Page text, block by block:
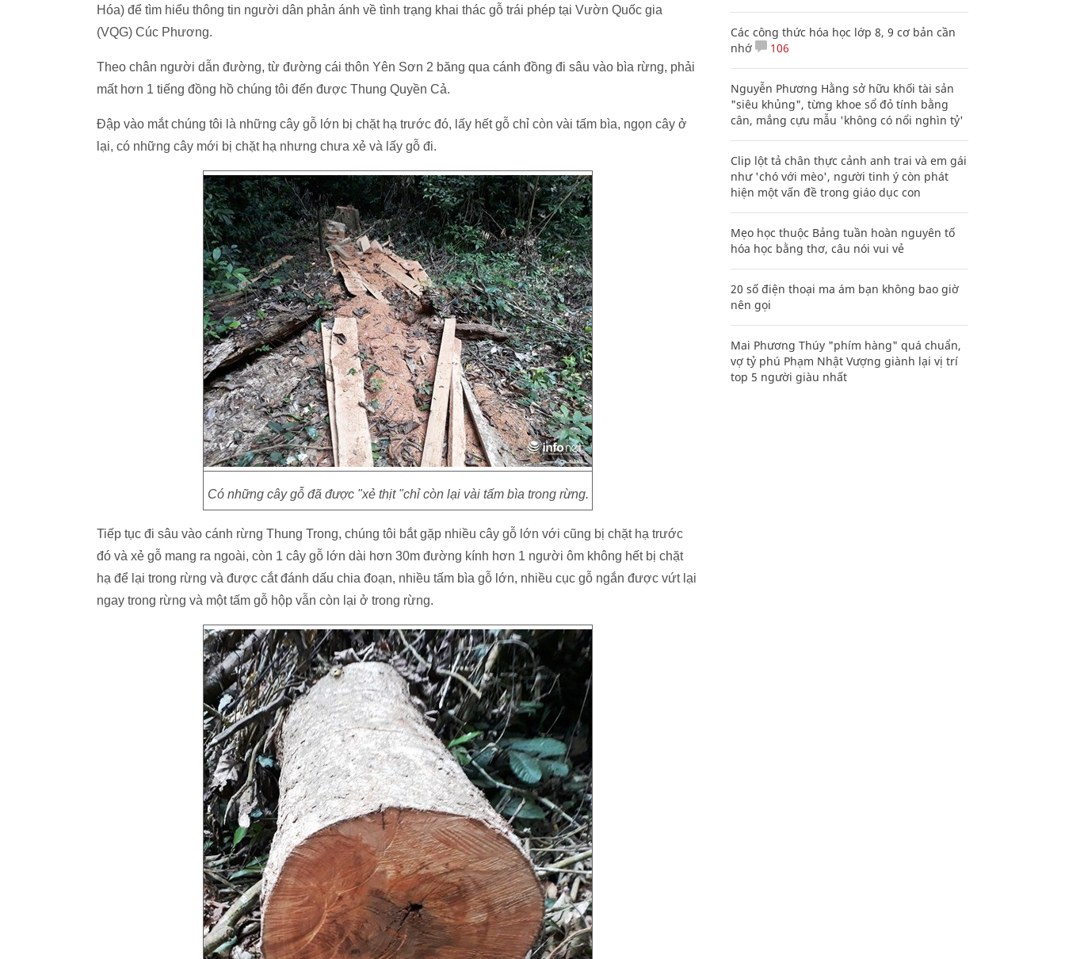
Hóa) để tìm hiểu thông tin người dân phản ánh về tình trạng khai thác gỗ trái phép tại Vườn Quốc gia
(VQG) Cúc Phương.
Theo chân người dẫn đường, từ đường cái thôn Yên Sơn 2 băng qua cánh đồng đi sâu vào bìa rừng, phải
mất hơn 1 tiếng đồng hồ chúng tôi đến được Thung Quyền Cả.
Đập vào mắt chúng tôi là những cây gỗ lớn bị chặt hạ trước đó, lấy hết gỗ chỉ còn vài tấm bìa, ngọn cây ở
lại, có những cây mới bị chặt hạ nhưng chưa xẻ và lấy gỗ đi.
Có những cây gỗ đã được "xẻ thịt "chỉ còn lại vài tấm bìa trong rừng.
Tiếp tục đi sâu vào cánh rừng Thung Trong, chúng tôi bắt gặp nhiều cây gỗ lớn với cũng bị chặt hạ trước
đó và xẻ gỗ mang ra ngoài, còn 1 cây gỗ lớn dài hơn 30m đường kính hơn 1 người ôm không hết bị chặt
hạ để lại trong rừng và được cắt đánh dấu chia đoạn, nhiều tấm bìa gỗ lớn, nhiều cục gỗ ngắn được vứt lại
ngay trong rừng và một tấm gỗ hộp vẫn còn lại ở trong rừng.
Các công thức hóa học lớp 8, 9 cơ bản cần
nhớ
106
Nguyễn Phương Hằng sở hữu khối tài sản
"siêu khủng", từng khoe sổ đỏ tính bằng
cân, mắng cựu mẫu 'không có nổi nghìn tỷ'
Clip lột tả chân thực cảnh anh trai và em gái
như 'chó với mèo', người tinh ý còn phát
hiện một vấn đề trong giáo dục con
Mẹo học thuộc Bảng tuần hoàn nguyên tố
hóa học bằng thơ, câu nói vui vẻ
20 số điện thoại ma ám bạn không bao giờ
nên gọi
Mai Phương Thúy "phím hàng" quá chuẩn,
vợ tỷ phú Phạm Nhật Vượng giành lại vị trí
top 5 người giàu nhất